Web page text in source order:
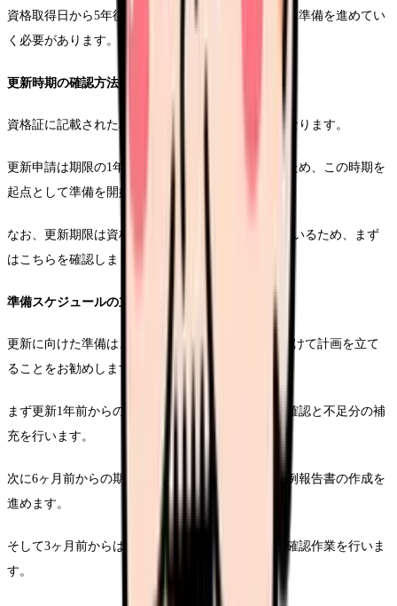
資格取得日から5年後の更新期限を確認し、計画的に準備を進めてい
く必要があります。
更新時期の確認方法
資格証に記載された取得日から5年後が更新期限となります。
更新申請は期限の1年前から受け付けが開始されるため、この時期を
起点として準備を開始することをお勧めします。
なお、更新期限は資格証の有効期限欄に明記されているため、まず
はこちらを確認しましょう。
準備スケジュールの立案
更新に向けた準備は、大きく分けて三つの期間に分けて計画を立て
ることをお勧めします。
まず更新1年前からの期間では、必要な研修時間の確認と不足分の補
充を行います。
次に6ヶ月前からの期間では、実務経験の記録と症例報告書の作成を
進めます。
そして3ヶ月前からは、具体的な申請書類の準備と確認作業を行いま
す。